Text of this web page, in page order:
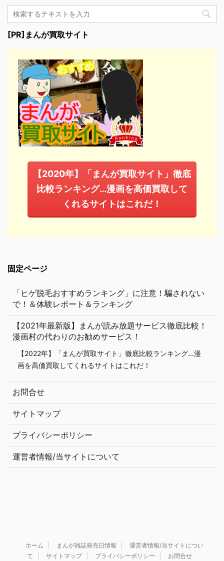
[PR]まんが買取サイト
【2020年】「まんが買取サイト」徹底
比較ランキング…漫画を高価買取して
くれるサイトはこれだ！
固定ページ
「ヒゲ脱毛おすすめランキング」に注意！騙されない
で！＆体験レポート＆ランキング
【2021年最新版】まんが読み放題サービス徹底比較！
漫画村の代わりのお勧めサービス！
【2022年】「まんが買取サイト」徹底比較ランキング…漫
画を高価買取してくれるサイトはこれだ！
お問合せ
サイトマップ
プライバシーポリシー
運営者情報/当サイトについて
ホーム まんが雑誌発売日情報
運営者情報/当サイトについ
て
サイトマップ プライバシーポリシー お問合せ